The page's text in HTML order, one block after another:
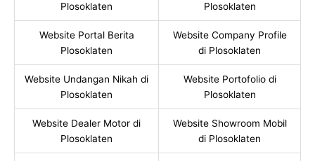
Plosoklaten
Plosoklaten
Website Portal Berita
Plosoklaten
Website Company Profile
di Plosoklaten
Website Undangan Nikah di
Plosoklaten
Website Portofolio di
Plosoklaten
Website Dealer Motor di
Plosoklaten
Website Showroom Mobil
di Plosoklaten